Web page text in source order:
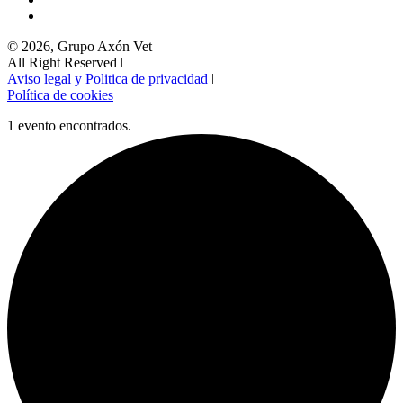
© 2026, Grupo Axón Vet
All Right Reserved ǀ
Aviso legal y Politica de privacidad ǀ
Política de cookies
1 evento encontrados.